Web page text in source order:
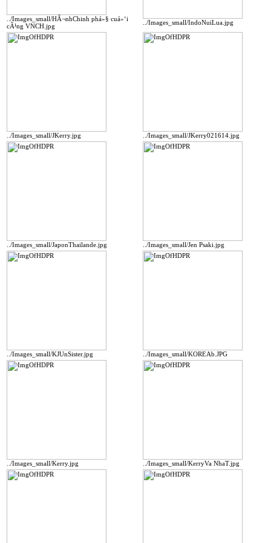
../Images_small/HÃ¬nhChinh phá»§ cuá»‘i
cÃ¹ng VNCH.jpg
../Images_small/IndoNuiLua.jpg
../Images_small/JKerry.jpg ../Images_small/JKerry021614.jpg
../Images_small/JaponThailande.jpg ../Images_small/Jen Psaki.jpg
../Images_small/KJUnSister.jpg ../Images_small/KOREAb.JPG
../Images_small/Kerry.jpg ../Images_small/KerryVa NhaT.jpg